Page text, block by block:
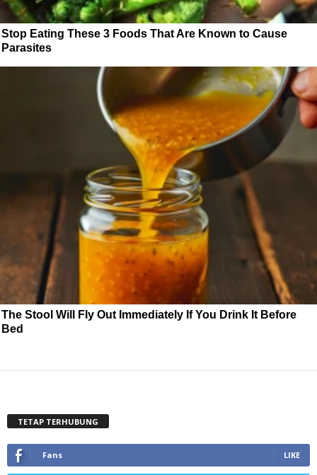
Stop Eating These 3 Foods That Are Known to Cause
Parasites
The Stool Will Fly Out Immediately If You Drink It Before
Bed
TETAP TERHUBUNG
Fans LIKE